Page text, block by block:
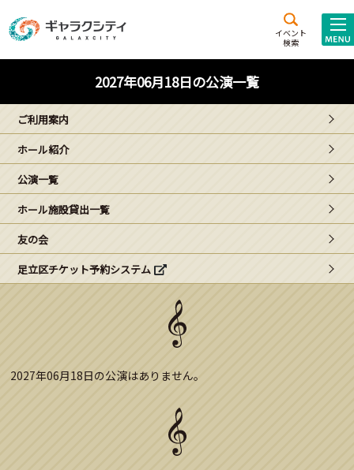
イベント
検索
施設案内
西新井
文化ホール
ギャラクシティとは
こどもみーてぃんぐ
Gがくえん
ブランドからのお知らせ
2027年06月18日の公演一覧
ご利用案内
ホール紹介
公演一覧
ホール施設貸出一覧
友の会
足立区チケット予約システム
2027年06月18日の公演はありません。